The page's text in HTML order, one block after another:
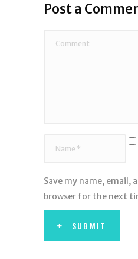
Post a
Save my name, email,
browser for the next
SUBMIT